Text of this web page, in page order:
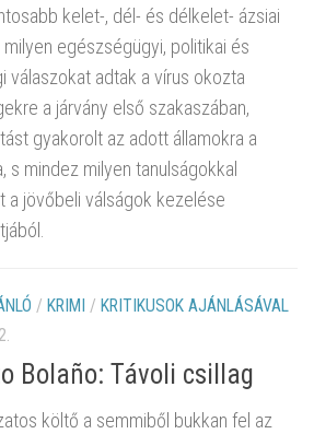
kelet-, dél- és délkelet- ázsiai
egészségügyi, politikai és
válaszokat adtak a vírus okozta
a járvány első szakaszában,
gyakorolt az adott államokra a
s mindez milyen tanulságokkal
a jövőbeli válságok kezelése
/ KRIMI / KRITIKUSOK AJÁNLÁSÁVAL
Bolaño: Távoli csillag
költő a semmiből bukkan fel az